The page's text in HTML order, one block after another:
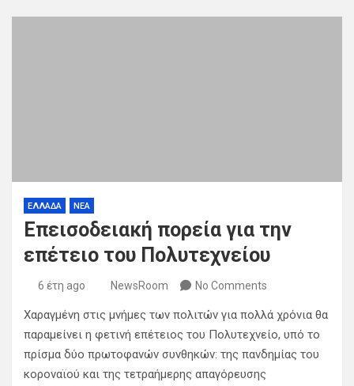
ΕΛΛΑΔΑ ΝΕΑ
Επεισοδειακή πορεία για την
επέτειο του Πολυτεχνείου
6 έτη ago NewsRoom No Comments
Χαραγμένη στις μνήμες των πολιτών για πολλά χρόνια θα
παραμείνει η φετινή επέτειος του Πολυτεχνείο, υπό το
πρίσμα δύο πρωτοφανών συνθηκών: της πανδημίας του
κοροναϊού και της τετραήμερης απαγόρευσης